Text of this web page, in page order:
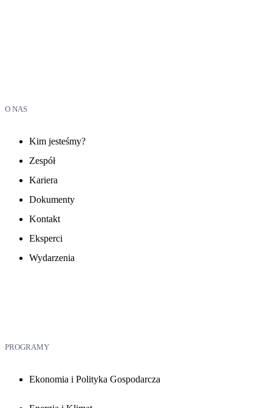
O NAS
Kim jesteśmy?
Zespół
Kariera
Dokumenty
Kontakt
Eksperci
Wydarzenia
PROGRAMY
Ekonomia i Polityka Gospodarcza